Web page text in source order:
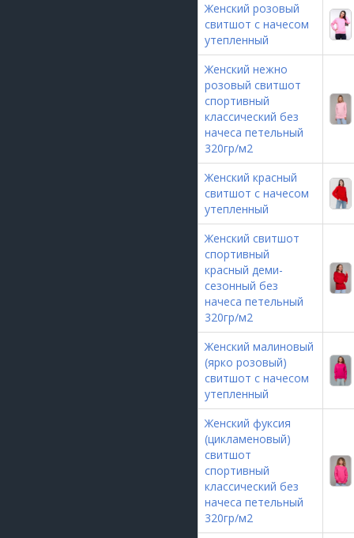
Женский розовый
свитшот с начесом
утепленный
Женский нежно
розовый свитшот
спортивный
классический без
начеса петельный
320гр/м2
Женский красный
свитшот с начесом
утепленный
Женский свитшот
спортивный
красный деми-
сезонный без
начеса петельный
320гр/м2
Женский малиновый
(ярко розовый)
свитшот с начесом
утепленный
Женский фуксия
(цикламеновый)
свитшот
спортивный
классический без
начеса петельный
320гр/м2